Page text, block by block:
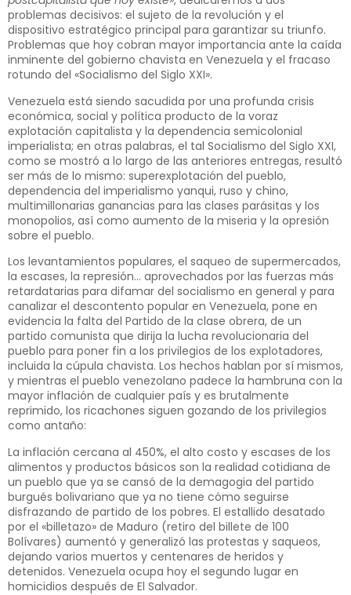
problemas decisivos: el sujeto de la revolución y el
dispositivo estratégico principal para garantizar su triunfo.
Problemas que hoy cobran mayor importancia ante la caída
inminente del gobierno chavista en Venezuela y el fracaso
rotundo del «Socialismo del Siglo XXI».
Venezuela está siendo sacudida por una profunda crisis
económica, social y política producto de la voraz
explotación capitalista y la dependencia semicolonial
imperialista; en otras palabras, el tal Socialismo del Siglo XXI,
como se mostró a lo largo de las anteriores entregas, resultó
ser más de lo mismo: superexplotación del pueblo,
dependencia del imperialismo yanqui, ruso y chino,
multimillonarias ganancias para las clases parásitas y los
monopolios, así como aumento de la miseria y la opresión
sobre el pueblo.
Los levantamientos populares, el saqueo de supermercados,
la escases, la represión… aprovechados por las fuerzas más
retardatarias para difamar del socialismo en general y para
canalizar el descontento popular en Venezuela, pone en
evidencia la falta del Partido de la clase obrera, de un
partido comunista que dirija la lucha revolucionaria del
pueblo para poner fin a los privilegios de los explotadores,
incluida la cúpula chavista. Los hechos hablan por sí mismos,
y mientras el pueblo venezolano padece la hambruna con la
mayor inflación de cualquier país y es brutalmente
reprimido, los ricachones siguen gozando de los privilegios
como antaño:
La inflación cercana al 450%, el alto costo y escases de los
alimentos y productos básicos son la realidad cotidiana de
un pueblo que ya se cansó de la demagogia del partido
burgués bolivariano que ya no tiene cómo seguirse
disfrazando de partido de los pobres. El estallido desatado
por el «billetazo» de Maduro (retiro del billete de 100
Bolívares) aumentó y generalizó las protestas y saqueos,
dejando varios muertos y centenares de heridos y
detenidos. Venezuela ocupa hoy el segundo lugar en
homicidios después de El Salvador.